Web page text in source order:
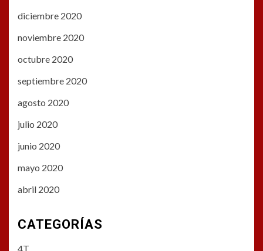
diciembre 2020
noviembre 2020
octubre 2020
septiembre 2020
agosto 2020
julio 2020
junio 2020
mayo 2020
abril 2020
CATEGORÍAS
4T